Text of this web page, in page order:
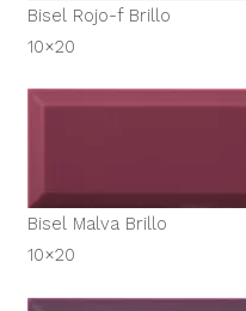
Bisel Rojo-f Brillo
10×20
Bisel Malva Brillo
10×20